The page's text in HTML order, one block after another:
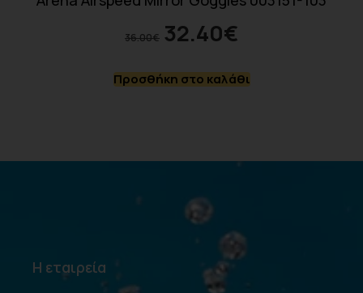
36.00€ 32.40€
Προσθήκη στο καλάθι
Η εταιρεία